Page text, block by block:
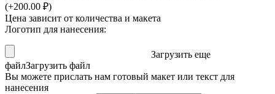
(+200.00 ₽)
Цена зависит от количества и макета
Логотип для нанесения:
Загрузить еще
файлЗагрузить файл
Вы можете прислать нам готовый макет или текст для
нанесения